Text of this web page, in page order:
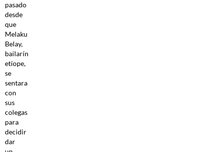
pasado
desde
que
Melaku
Belay,
bailarín
etíope,
se
sentara
con
sus
colegas
para
decidir
dar